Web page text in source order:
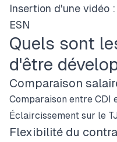
Insertion d'une vidéo
ESN
Quels sont
d'être
Comparaison
Comparaison entre CDI
Éclaircissement sur le
Flexibilité du